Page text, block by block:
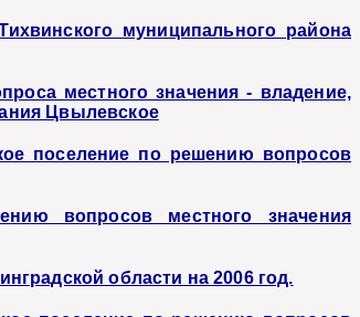
муниципального района
местного значения - владение,
Цвылевское
поселение по решению вопросов
вопросов местного значения
области на 2006 год.